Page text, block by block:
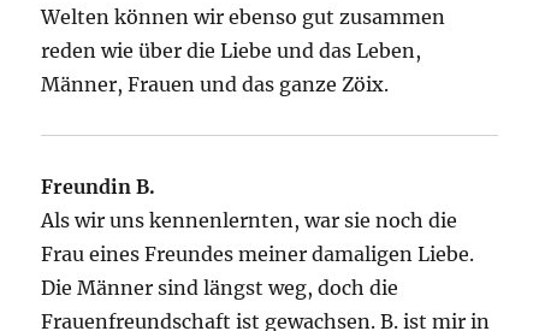
Welten können wir ebenso gut zusammen
reden wie über die Liebe und das Leben,
Männer, Frauen und das ganze Zöix.
Freundin B.
Als wir uns kennenlernten, war sie noch die
Frau eines Freundes meiner damaligen Liebe.
Die Männer sind längst weg, doch die
Frauenfreundschaft ist gewachsen. B. ist mir in